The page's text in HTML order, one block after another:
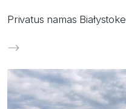
Privatus namas Białystoke